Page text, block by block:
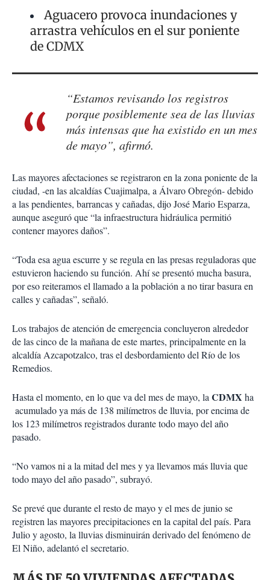
Aguacero provoca inundaciones y
arrastra vehículos en el sur poniente
de CDMX
“Estamos revisando los registros
porque posiblemente sea de las lluvias
más intensas que ha existido en un mes
de mayo”, afirmó.
Las mayores afectaciones se registraron en la zona poniente de la
ciudad, -en las alcaldías Cuajimalpa, a Álvaro Obregón- debido
a las pendientes, barrancas y cañadas, dijo José Mario Esparza,
aunque aseguró que “la infraestructura hidráulica permitió
contener mayores daños”.
“Toda esa agua escurre y se regula en las presas reguladoras que
estuvieron haciendo su función. Ahí se presentó mucha basura,
por eso reiteramos el llamado a la población a no tirar basura en
calles y cañadas”, señaló.
Los trabajos de atención de emergencia concluyeron alrededor
de las cinco de la mañana de este martes, principalmente en la
alcaldía Azcapotzalco, tras el desbordamiento del Río de los
Remedios.
Hasta el momento, en lo que va del mes de mayo, laCDMX ha
acumulado ya más de 138 milímetros de lluvia, por encima de
los 123 milímetros registrados durante todo mayo del año
pasado.
“No vamos ni a la mitad del mes y ya llevamos más lluvia que
todo mayo del año pasado”, subrayó.
Se prevé que durante el resto de mayo y el mes de junio se
registren las mayores precipitaciones en la capital del país. Para
Julio y agosto, la lluvias disminuirán derivado del fenómeno de
El Niño, adelantó el secretario.